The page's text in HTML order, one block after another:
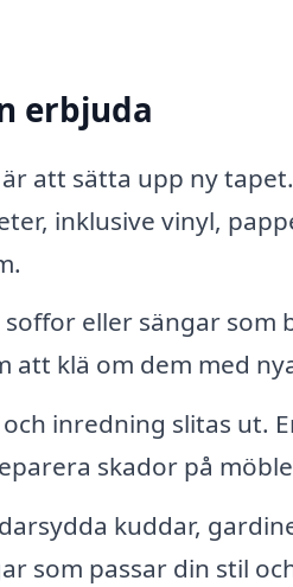
erbjuda
att sätta upp ny
inklusive vinyl,
eller sängar som
att klä om dem med
inredning slitas ut.
skador på
kuddar,
som passar din stil